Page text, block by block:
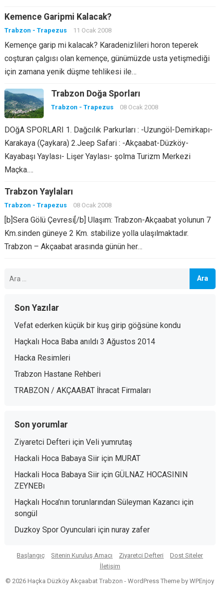
Kemence Garipmi Kalacak?
Trabzon - Trapezus 11 Ocak 2008
Kemençe garip mi kalacak? Karadenizlileri horon teperek
coşturan çalgısı olan kemençe, günümüzde usta yetişmediği
için zamana yenik düşme tehlikesi ile…
Trabzon Doğa Sporları
Trabzon - Trapezus 08 Ocak 2008
DOğA SPORLARI 1. Dağcılık Parkurları : -Uzungöl-Demirkapı-
Karakaya (Çaykara) 2.Jeep Safari : -Akçaabat-Düzköy-
Kayabaşı Yaylası- Lişer Yaylası- şolma Turizm Merkezi
Maçka.…
Trabzon Yaylaları
Trabzon - Trapezus 08 Ocak 2008
[b]Sera Gölü Çevresi[/b] Ulaşım: Trabzon-Akçaabat yolunun 7
Km.sinden güneye 2 Km. stabilize yolla ulaşılmaktadır.
Trabzon – Akçaabat arasında günün her…
Son Yazılar
Vefat ederken küçük bir kuş girip göğsüne kondu
Haçkalı Hoca Baba anıldı 3 Ağustos 2014
Hacka Resimleri
Trabzon Hastane Rehberi
TRABZON / AKÇAABAT İhracat Firmaları
Son yorumlar
Ziyaretci Defteriiçin Veli yumrutaş
Hackali Hoca Babaya Siiriçin MURAT
Hackali Hoca Babaya Siiriçin GÜLNAZ HOCASININ
ZEYNEBı
Haçkalı Hoca’nın torunlarından Süleyman Kazancıiçin
songül
Duzkoy Spor Oyunculariiçin nuray zafer
Başlangıç Sitenin Kuruluş Amacı Ziyaretci Defteri
Dost Siteler
İletişim
© 2026 Haçka Düzköy Akçaabat Trabzon -WordPress Theme byWPEnjoy